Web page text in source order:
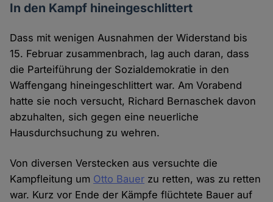
In den Kampf hineingeschlittert
Dass mit wenigen Ausnahmen der Widerstand bis
15. Februar zusammenbrach, lag auch daran, dass
die Parteiführung der Sozialdemokratie in den
Waffengang hineingeschlittert war. Am Vorabend
hatte sie noch versucht, Richard Bernaschek davon
abzuhalten, sich gegen eine neuerliche
Hausdurchsuchung zu wehren.
Von diversen Verstecken aus versuchte die
Kampfleitung um Otto Bauer zu retten, was zu retten
war. Kurz vor Ende der Kämpfe flüchtete Bauer auf